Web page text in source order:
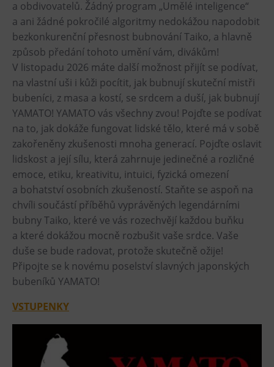
Heligonka
HopJump
Lezecká stěna
Národní zemědělské muzeum
Fajna Dilna
FUTUREUM
Prohlídky
Dolní Vítkovice
Hornické muzeum
Občerstvení
Bolt Café
Kavárna Velký Svět techniky
L’Osteria
Bistropen
CØKAFE Dolní Vítkovice
a obdivovatelů. Žádný program „Umělé inteligence“
a ani žádné pokročilé algoritmy nedokážou napodobit
bezkonkurenční přesnost bubnování Taiko, a hlavně
způsob předání tohoto umění vám, divákům!
V listopadu 2026 máte další možnost přijít se podívat,
na vlastní uši i kůži pocítit, jak bubnují skuteční mistři
bubeníci, z masa a kostí, se srdcem a duší, jak bubnují
YAMATO! YAMATO vás všechny zvou! Pojďte se podívat
na to, jak dokáže fungovat lidské tělo, které má v sobě
zakořeněny zkušenosti mnoha generací. Pojďte oslavit
lidskost a její sílu, která zahrnuje jedinečné a rozličné
emoce, etiku, kreativitu, intuici, fyzická omezení
a bohatství osobních zkušeností. Staňte se aspoň na
chvíli součástí příběhů vyprávěných legendárními
bubny Taiko, které ve vás rozechvějí každou buňku
a které dokážou mocně rozbušit vaše srdce. Vaše
duše se bude radovat, protože skutečně ožije!
Připojte se k novému poselství slavných japonských
bubeníků YAMATO!
VSTUPENKY